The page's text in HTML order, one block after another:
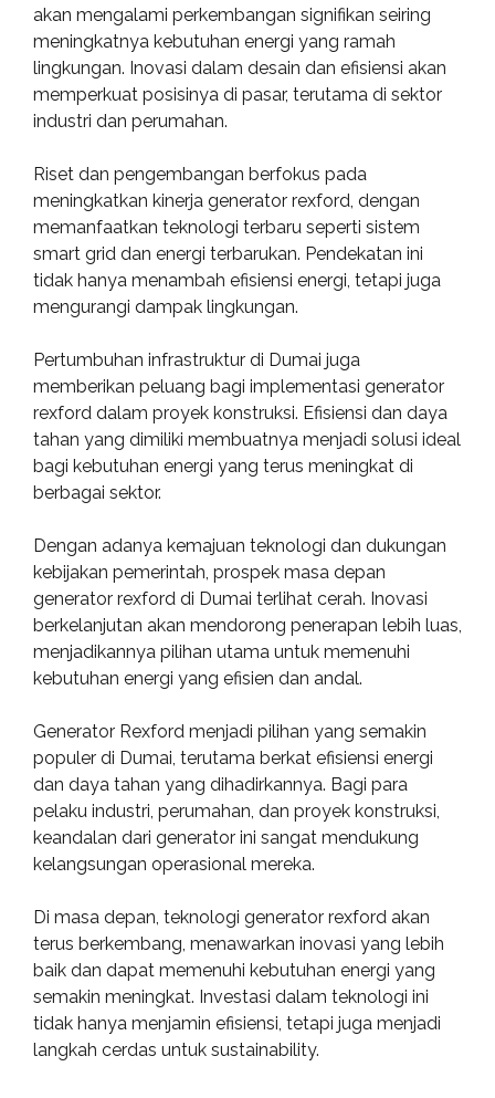
akan mengalami perkembangan signifikan seiring
meningkatnya kebutuhan energi yang ramah
lingkungan. Inovasi dalam desain dan efisiensi akan
memperkuat posisinya di pasar, terutama di sektor
industri dan perumahan.
Riset dan pengembangan berfokus pada
meningkatkan kinerja generator rexford, dengan
memanfaatkan teknologi terbaru seperti sistem
smart grid dan energi terbarukan. Pendekatan ini
tidak hanya menambah efisiensi energi, tetapi juga
mengurangi dampak lingkungan.
Pertumbuhan infrastruktur di Dumai juga
memberikan peluang bagi implementasi generator
rexford dalam proyek konstruksi. Efisiensi dan daya
tahan yang dimiliki membuatnya menjadi solusi ideal
bagi kebutuhan energi yang terus meningkat di
berbagai sektor.
Dengan adanya kemajuan teknologi dan dukungan
kebijakan pemerintah, prospek masa depan
generator rexford di Dumai terlihat cerah. Inovasi
berkelanjutan akan mendorong penerapan lebih luas,
menjadikannya pilihan utama untuk memenuhi
kebutuhan energi yang efisien dan andal.
Generator Rexford menjadi pilihan yang semakin
populer di Dumai, terutama berkat efisiensi energi
dan daya tahan yang dihadirkannya. Bagi para
pelaku industri, perumahan, dan proyek konstruksi,
keandalan dari generator ini sangat mendukung
kelangsungan operasional mereka.
Di masa depan, teknologi generator rexford akan
terus berkembang, menawarkan inovasi yang lebih
baik dan dapat memenuhi kebutuhan energi yang
semakin meningkat. Investasi dalam teknologi ini
tidak hanya menjamin efisiensi, tetapi juga menjadi
langkah cerdas untuk sustainability.